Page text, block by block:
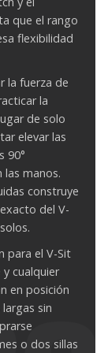
que el rango
flexibilidad
la fuerza de
la
de solo
elevar las
90°
manos.
construye
del V-
para el V-Sit
cualquier
en posición
sin
o dos sillas